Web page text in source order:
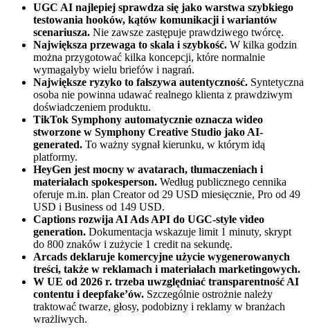
UGC AI najlepiej sprawdza się jako warstwa szybkiego
testowania hooków, kątów komunikacji i wariantów
scenariusza. Nie zawsze zastępuje prawdziwego twórcę.
Największa przewaga to skala i szybkość. W kilka godzin
można przygotować kilka koncepcji, które normalnie
wymagałyby wielu briefów i nagrań.
Największe ryzyko to fałszywa autentyczność. Syntetyczna
osoba nie powinna udawać realnego klienta z prawdziwym
doświadczeniem produktu.
TikTok Symphony automatycznie oznacza wideo
stworzone w Symphony Creative Studio jako AI-
generated. To ważny sygnał kierunku, w którym idą
platformy.
HeyGen jest mocny w avatarach, tłumaczeniach i
materiałach spokesperson. Według publicznego cennika
oferuje m.in. plan Creator od 29 USD miesięcznie, Pro od 49
USD i Business od 149 USD.
Captions rozwija AI Ads API do UGC-style video
generation. Dokumentacja wskazuje limit 1 minuty, skrypt
do 800 znaków i zużycie 1 credit na sekundę.
Arcads deklaruje komercyjne użycie wygenerowanych
treści, także w reklamach i materiałach marketingowych.
W UE od 2026 r. trzeba uwzględniać transparentność AI
contentu i deepfake’ów. Szczególnie ostrożnie należy
traktować twarze, głosy, podobizny i reklamy w branżach
wrażliwych.